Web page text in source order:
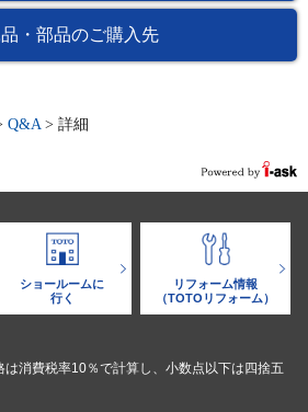
・部品のご購入先
Q&A > 詳細
ショールームに
行く
リフォーム情報
（TOTOリフォーム）
消費税率10％で計算し、小数点以下は四捨五